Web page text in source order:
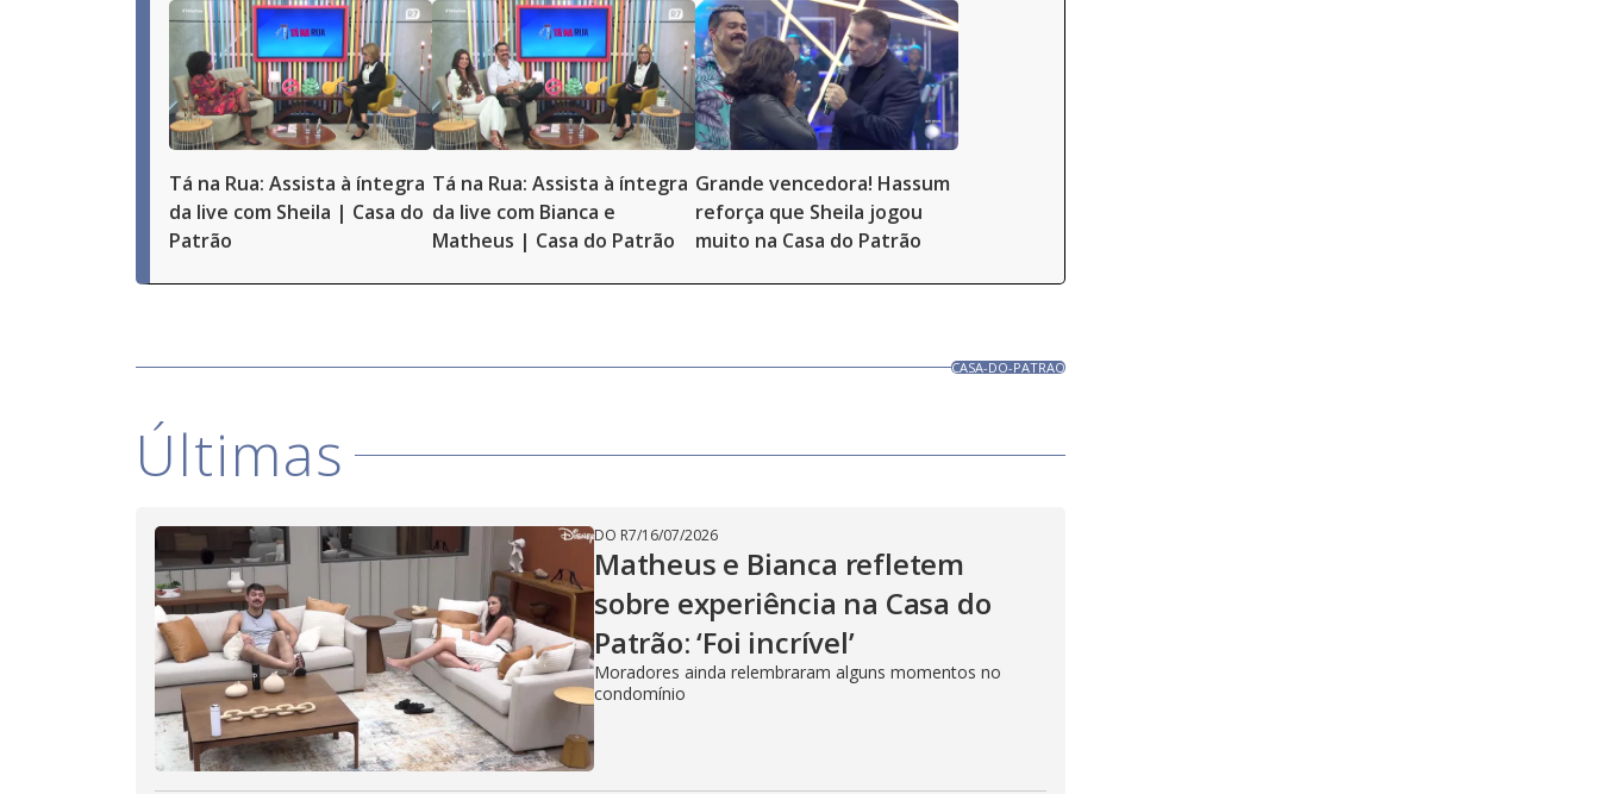
Tá na Rua: Assista à íntegra
da live com Sheila | Casa do
Patrão
Tá na Rua: Assista à íntegra
da live com Bianca e
Matheus | Casa do Patrão
Grande vencedora! Hassum
reforça que Sheila jogou
muito na Casa do Patrão
CASA-DO-PATRAO
Últimas
DO R7/16/07/2026
Matheus e Bianca refletem
sobre experiência na Casa do
Patrão: ‘Foi incrível’
Moradores ainda relembraram alguns momentos no
condomínio